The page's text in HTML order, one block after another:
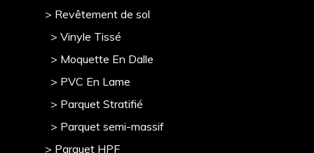
> Revêtement de sol
> Vinyle Tissé
> Moquette En Dalle
> PVC En Lame
> Parquet Stratifié
> Parquet semi-massif
> Parquet HPF